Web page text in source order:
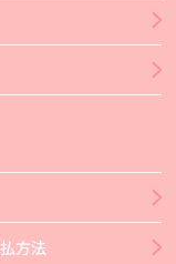
方法